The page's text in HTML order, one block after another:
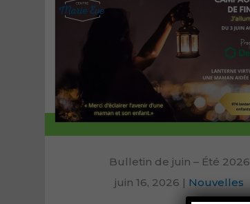
Bulletin de juin – Été 2026
juin 16, 2026 | Nouvelles